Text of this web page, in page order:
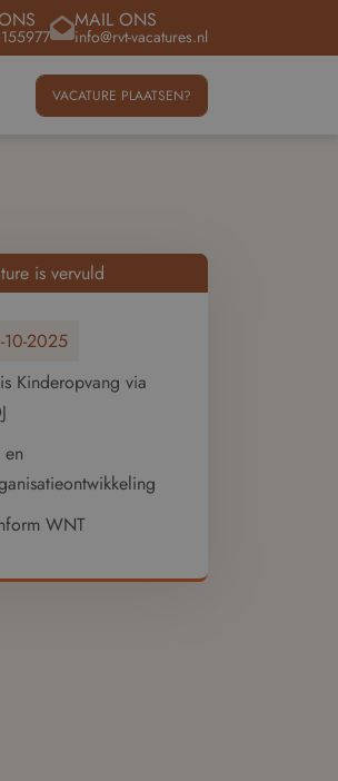
MAIL ONS
info@rvt-vacatures.nl
VACATURE PLAATSEN?
is vervuld
10-2025
Kinderopvang via
en
WNT